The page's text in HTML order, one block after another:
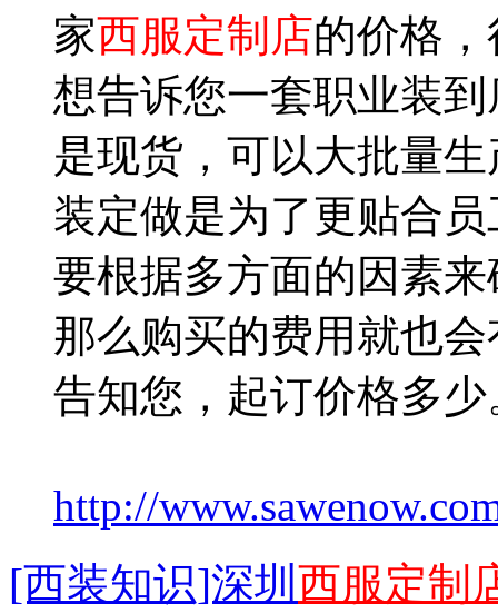
家西服定制店的价格
想告诉您一套职业装
是现货，可以大批量
装定做是为了更贴合
要根据多方面的因素
那么购买的费用就也
告知您，起订价格多少
http://
[西装知识]深圳 西服定制